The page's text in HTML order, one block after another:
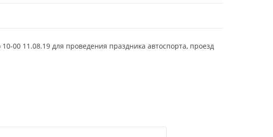
00 11.08.19 для проведения праздника автоспорта, проезд